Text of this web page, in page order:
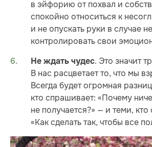
в эйфорию от похвал и
спокойно относиться к
и не опускать руки в случае
контролировать свои
Не ждать чудес. Это значит
В нас расцветает то, что мы
Всегда будет огромная
кто спрашивает: «Почему
не получается?» — и теми,
«Как сделать так, чтобы все